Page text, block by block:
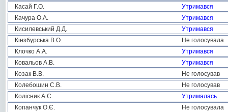
Касай Г.О.
Утримався
Качура О.А.
Утримався
Кисилевський Д.Д.
Утримався
Кінзбурська В.О.
Не голосувала
Клочко А.А.
Утримався
Ковальов А.В.
Утримався
Козак В.В.
Не голосував
Колебошин С.В.
Не голосував
Колісник А.С.
Утрималась
Копанчук О.Є.
Не голосувала